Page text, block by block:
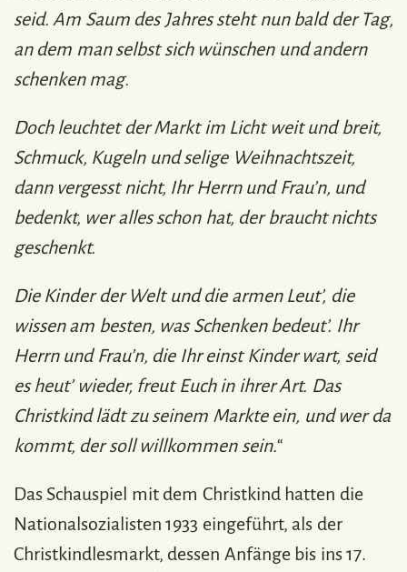
seid. Am Saum des Jahres steht nun bald der Tag,
an dem man selbst sich wünschen und andern
schenken mag.
Doch leuchtet der Markt im Licht weit und breit,
Schmuck, Kugeln und selige Weihnachtszeit,
dann vergesst nicht, Ihr Herrn und Frau’n, und
bedenkt, wer alles schon hat, der braucht nichts
geschenkt.
Die Kinder der Welt und die armen Leut’, die
wissen am besten, was Schenken bedeut’. Ihr
Herrn und Frau’n, die Ihr einst Kinder wart, seid
es heut’ wieder, freut Euch in ihrer Art. Das
Christkind lädt zu seinem Markte ein, und wer da
kommt, der soll willkommen sein.“
Das Schauspiel mit dem Christkind hatten die
Nationalsozialisten 1933 eingeführt, als der
Christkindlesmarkt, dessen Anfänge bis ins 17.